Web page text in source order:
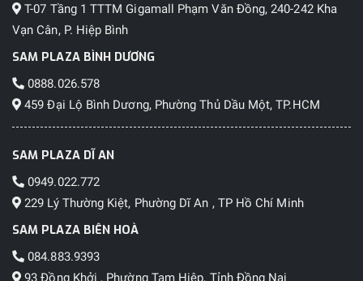
T-07 Tầng 1 TTTM Gigamall Phạm Văn Đồng, 240-242 Kha
Vạn Cân, P. Hiệp Bình
SAM PLAZA BÌNH DƯƠNG
0888.026.578
459 Đại Lộ Bình Dương, Phường Thủ Dầu Một, TP.HCM
SAM PLAZA DĨ AN
0949.022.772
229 Lý Thường Kiệt, Phường Dĩ An , TP Hồ Chí Minh
SAM PLAZA BIÊN HOÀ
084.883.9393
93 Đồng Khởi , Phường Tam Hiệp, Tỉnh Đồng Nai